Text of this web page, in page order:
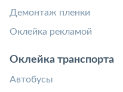
Демонтаж пленки
Оклейка рекламой
Оклейка транспорта
Автобусы